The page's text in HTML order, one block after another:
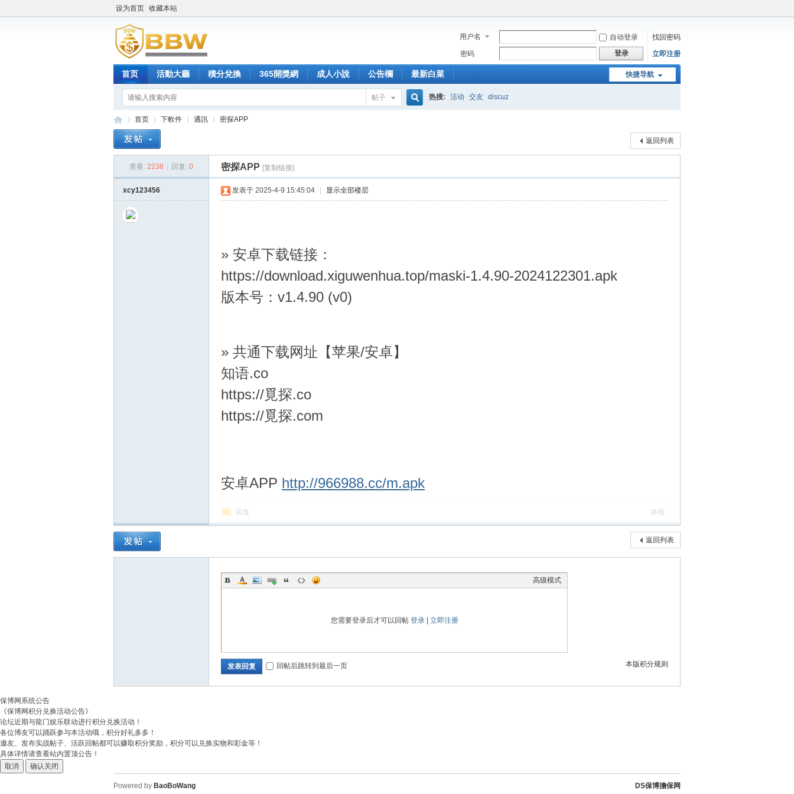
设为首页 收藏本站
用户名 自动登录
找回密码
密码
登录 立即注册
快捷导航
首页 活動大廳 積分兌換 365開獎網 成人小說 公告欄 最新白菜
帖子 热搜: 活动 交友 discuz
首页
›
下軟件
›
通訊 密探APP
返回列表
查看: 2238 回复: 0 密探APP [复制链接]
xcy123456 发表于 2025-4-9 15:45:04 显示全部楼层
» 安卓下载链接：
https://download.xiguwenhua.top/maski-1.4.90-2024122301.apk
版本号：v1.4.90 (v0)
» 共通下载网址【苹果/安卓】
知语.co
https://覓探.co
https://覓探.com
安卓APP http://966988.cc/m.apk
回复 举报
返回列表
高级模式
您需要登录后才可以回帖 登录| 立即注册
本版积分规则
发表回复 回帖后跳转到最后一页
保博网系统公告
《保博网积分兑换活动公告》
论坛近期与龍门娱乐联动进行积分兑换活动！
各位博友可以踊跃参与本活动哦，积分好礼多多！
邀友、发布实战帖子、活跃回帖都可以赚取积分奖励，积分可以兑换实物和彩金等！
具体详情请查看站内置顶公告！
取消
确认关闭
DS保博擔保网
Powered by BaoBoWang